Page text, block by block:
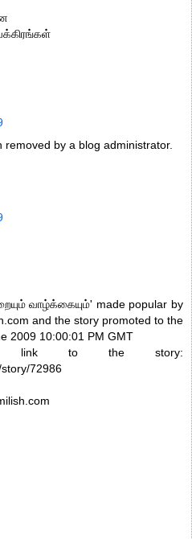
by a blog administrator.
வாழ்க்கையும்' made popular by
and the story promoted to the
2009 10:00:01 PM GMT
link to the story:
72986